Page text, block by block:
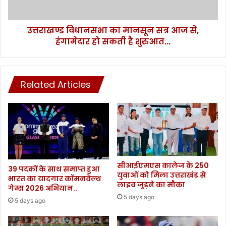
आ
फ
ने
रे
स्क्यू
क
र
प
हुं
चा
या
अ
ता
स
न
स
त्र
आ
से
,
हं
गा
मे
दा
र
स
उत्तराखण्ड विधानसभा का मानसून सत्र आज से,
हंगामेदार हो सकती है शुरुआत...
Related Articles
39 पदकों के साथ समाप्त हुआ
भारत का यादगार कॉमनवेल्थ
गेम्स 2026 अभियान..
5 days ago
सीआईएमएस कालेज के 250
युवाओं को मिला उत्तराखंड से
लाइव जुड़ने का मौका
5 days ago